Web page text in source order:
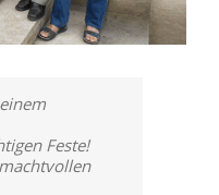
Feste!